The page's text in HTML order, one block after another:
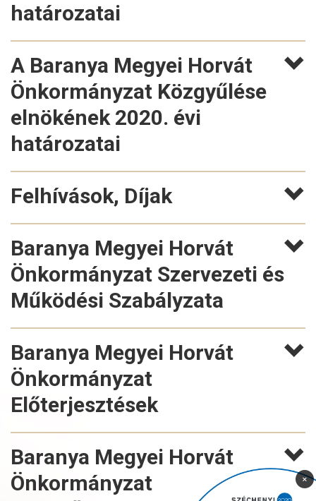
határozatai
A Baranya Megyei Horvát
Önkormányzat Közgyűlése
elnökének 2020. évi
határozatai
Felhívások, Díjak
Baranya Megyei Horvát
Önkormányzat Szervezeti és
Működési Szabályzata
Baranya Megyei Horvát
Önkormányzat
Előterjesztések
Baranya Megyei Horvát
Önkormányzat
×